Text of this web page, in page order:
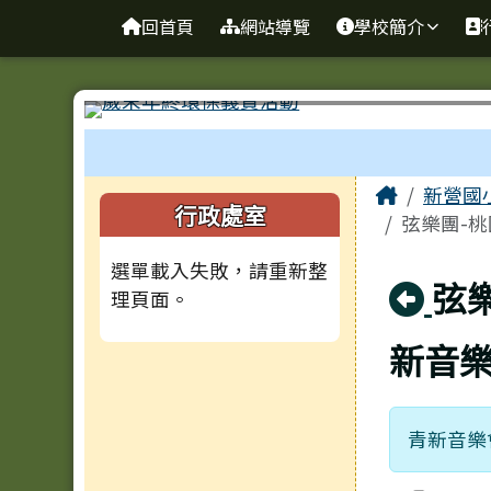
臺南市新營國小
回首頁 網站導覽 學校簡介
左邊區域內容
行政處室
選單載入失敗，請重新整
理頁面。
主內容
Home新營國
弦樂團-
回
弦
新音
青新音
頁尾區域